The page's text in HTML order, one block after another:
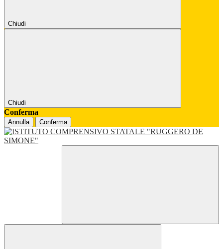
Chiudi
Chiudi
Conferma
Annulla Conferma